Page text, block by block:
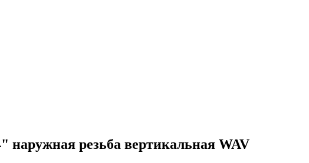
наружная резьба вертикальная WAV